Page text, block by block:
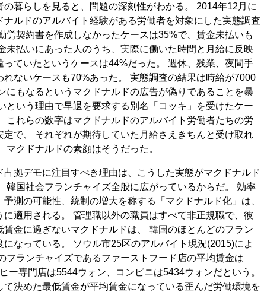
の暮らしを見ると、問題の深刻性がわかる。 2014年12月に
ナルドのアルバイト経験がある労働者を対象にした実態調査
労契約書を作成しなかったケースは35%で、賃金未払いも
未払いにあった人のうち、実際に働いた時間と月給に反映
っていたというケースは44%だった。 週休、残業、夜間手
れないケースも70%あった。 実態調査の結果は時給が7000
にもなるというマクドナルドの広告が偽りであることを暴
という理由で早退を要求する別名「コッキ」を受けたケー
これらの数字はマクドナルドのアルバイト労働者たちの労
定で、 それぞれが期待していた月給さえきちんと受け取れ
マクドナルドの素顔はそうだった。
占拠デモに注目すべき理由は、こうした実態がマクドナルド
韓国社会フランチャイズ全般に広がっているからだ。 効率
測の可能性、統制の増大を称する「マクドナルド化」は、
に適用される。 管理職以外の職員はすべて非正規職で、彼
賃金に過ぎないマクドナルドは、 韓国のほとんどのフラン
になっている。 ソウル市25区のアルバイト現況(2015)によ
フランチャイズであるファーストフード店の平均賃金は
ー専門店は5544ウォン、コンビニは5434ウォンだという。
て決めた最低賃金が平均賃金になっている歪んだ労働環境を